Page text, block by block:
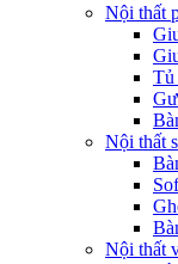
Nội thất
Tủ
Nội thất
Nội thất